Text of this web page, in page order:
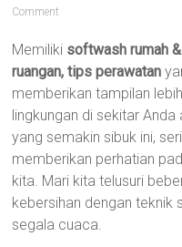
Comment
Memiliki softwash rumah
ruangan, tips perawatan
memberikan tampilan
lingkungan di sekitar
yang semakin sibuk ini,
memberikan perhatian
kita. Mari kita telusuri
kebersihan dengan
segala cuaca.